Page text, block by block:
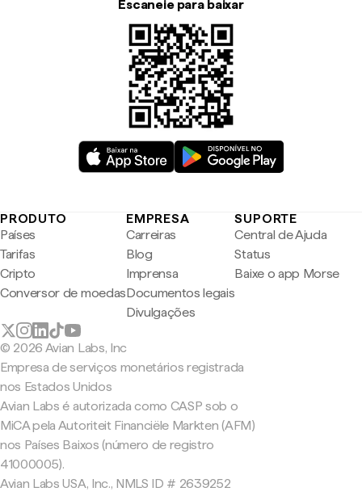
Escaneie para baixar
PRODUTO
Países
Tarifas
Cripto
Conversor de moedas
EMPRESA
Carreiras
Blog
Imprensa
Documentos legais
Divulgações
SUPORTE
Central de Ajuda
Status
Baixe o app Morse
© 2026 Avian Labs, Inc
Empresa de serviços monetários registrada
nos Estados Unidos
Avian Labs é autorizada como CASP sob o
MiCA pela Autoriteit Financiële Markten (AFM)
nos Países Baixos (número de registro
41000005).
Avian Labs USA, Inc., NMLS ID # 2639252